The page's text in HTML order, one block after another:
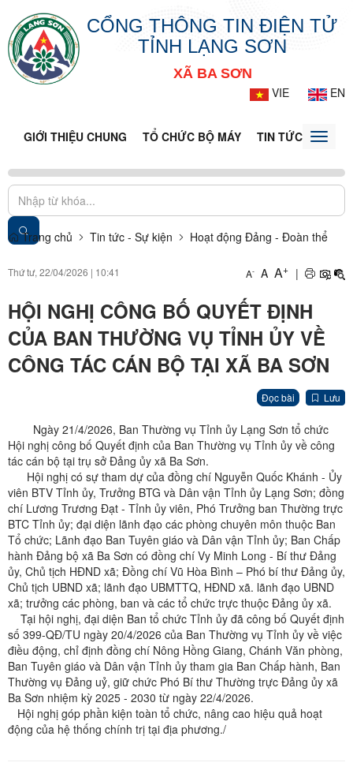
CỔNG THÔNG TIN ĐIỆN TỬ
TỈNH LẠNG SƠN
XÃ BA SƠN
VIE
EN
GIỚI THIỆU CHUNG TỔ CHỨC BỘ MÁY TIN TỨC - SỰToggle
Trang chủ Tin tức - Sự kiện Hoạt động Đảng - Đoàn thể
Thứ tư, 22/04/2026 | 10:41 A- A A+ |
HỘI NGHỊ CÔNG BỐ QUYẾT ĐỊNH
CỦA BAN THƯỜNG VỤ TỈNH ỦY VỀ
CÔNG TÁC CÁN BỘ TẠI XÃ BA SƠN
Đọc bài Lưu
Ngày 21/4/2026, Ban Thường vụ Tỉnh ủy Lạng Sơn tổ chức
Hội nghị công bố Quyết định của Ban Thường vụ Tỉnh ủy về công
tác cán bộ tại trụ sở Đảng ủy xã Ba Sơn.
Hội nghị có sự tham dự của đồng chí Nguyễn Quốc Khánh - Ủy
viên BTV Tỉnh ủy, Trưởng BTG và Dân vận Tỉnh ủy Lạng Sơn; đồng
chí Lương Trương Đạt - Tỉnh ủy viên, Phó Trưởng ban Thường trực
BTC Tỉnh ủy; đại diện lãnh đạo các phòng chuyên môn thuộc Ban
Tổ chức; Lãnh đạo Ban Tuyên giáo và Dân vận Tỉnh ủy; Ban Chấp
hành Đảng bộ xã Ba Sơn có đồng chí Vy Minh Long - Bí thư Đảng
ủy, Chủ tịch HĐND xã; Đồng chí Vũ Hòa Bình – Phó bí thư Đảng ủy,
Chủ tịch UBND xã; lãnh đạo UBMTTQ, HĐND xã. lãnh đạo UBND
xã; trưởng các phòng, ban và các tổ chức trực thuộc Đảng ủy xã.
Tại hội nghị, đại diện Ban tổ chức Tỉnh ủy đã công bố Quyết định
số 399-QĐ/TU ngày 20/4/2026 của Ban Thường vụ Tỉnh ủy về việc
điều động, chỉ định đồng chí Nông Hồng Giang, Chánh Văn phòng,
Ban Tuyên giáo và Dân vận Tỉnh ủy tham gia Ban Chấp hành, Ban
Thường vụ Đảng uỷ, giữ chức Phó Bí thư Thường trực Đảng ủy xã
Ba Sơn nhiệm kỳ 2025 - 2030 từ ngày 22/4/2026.
Hội nghị góp phần kiện toàn tổ chức, nâng cao hiệu quả hoạt
động của hệ thống chính trị tại địa phương./